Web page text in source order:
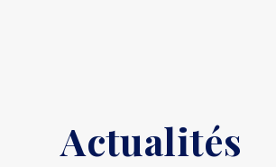
Actualités